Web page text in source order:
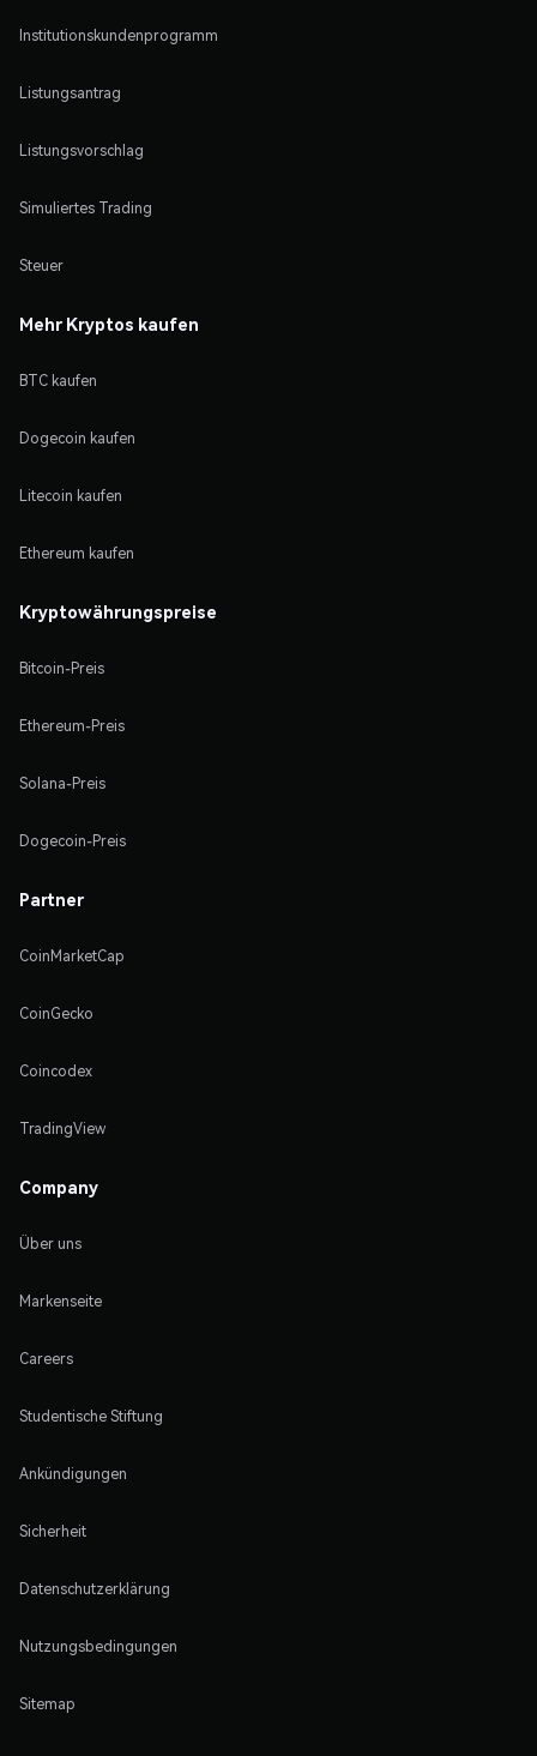
Institutionskundenprogramm
Listungsantrag
Listungsvorschlag
Simuliertes Trading
Steuer
Mehr Kryptos kaufen
BTC kaufen
Dogecoin kaufen
Litecoin kaufen
Ethereum kaufen
Kryptowährungspreise
Bitcoin-Preis
Ethereum-Preis
Solana-Preis
Dogecoin-Preis
Partner
CoinMarketCap
CoinGecko
Coincodex
TradingView
Company
Über uns
Markenseite
Careers
Studentische Stiftung
Ankündigungen
Sicherheit
Datenschutzerklärung
Nutzungsbedingungen
Sitemap